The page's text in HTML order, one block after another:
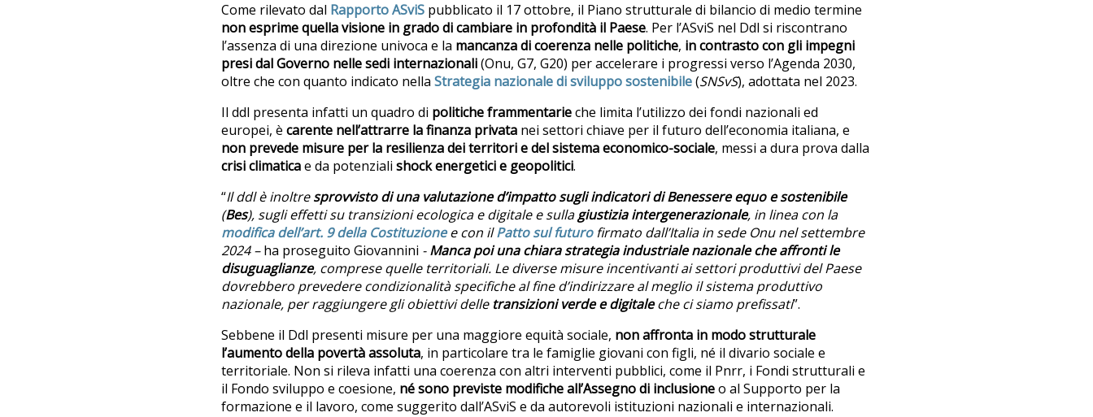
Come rilevato dal Rapporto ASviS pubblicato il 17 ottobre, il Piano strutturale di bilancio di medio termine
non esprime quella visione in grado di cambiare in profondità il Paese. Per l’ASviS nel Ddl si riscontrano
l’assenza di una direzione univoca e la mancanza di coerenza nelle politiche, in contrasto con gli impegni
presi dal Governo nelle sedi internazionali(Onu, G7, G20) per accelerare i progressi verso l’Agenda 2030,
oltre che con quanto indicato nella Strategia nazionale di sviluppo sostenibile(SNSvS), adottata nel 2023.
Il ddl presenta infatti un quadro di politiche frammentarieche limita l’utilizzo dei fondi nazionali ed
europei, è carente nell’attrarre la finanza privata nei settori chiave per il futuro dell’economia italiana, e
non prevede misure per la resilienza dei territori e del sistema economico-sociale, messi a dura prova dalla
crisi climaticae da potenziali shock energetici e geopolitici.
“Il ddl è inoltresprovvisto di una valutazione d’impatto sugli indicatori di Benessere equo e sostenibile
(Bes), sugli effetti su transizioni ecologica e digitale e sullagiustizia intergenerazionale, in linea con la
modifica dell’art. 9 della Costituzionee con ilPatto sul futurofirmato dall’Italia in sede Onu nel settembre
2024 –ha proseguito Giovannini -Manca poi una chiara strategia industriale nazionale che affronti le
disuguaglianze, comprese quelle territoriali. Le diverse misure incentivanti ai settori produttivi del Paese
dovrebbero prevedere condizionalità specifiche al fine d’indirizzare al meglio il sistema produttivo
nazionale, per raggiungere gli obiettivi delle transizioni verde e digitaleche ci siamo prefissati”.
Sebbene il Ddl presenti misure per una maggiore equità sociale, non affronta in modo strutturale
l’aumento della povertà assoluta, in particolare tra le famiglie giovani con figli, né il divario sociale e
territoriale. Non si rileva infatti una coerenza con altri interventi pubblici, come il Pnrr, i Fondi strutturali e
il Fondo sviluppo e coesione, né sono previste modifiche all’Assegno di inclusioneo al Supporto per la
formazione e il lavoro, come suggerito dall’ASviS e da autorevoli istituzioni nazionali e internazionali.